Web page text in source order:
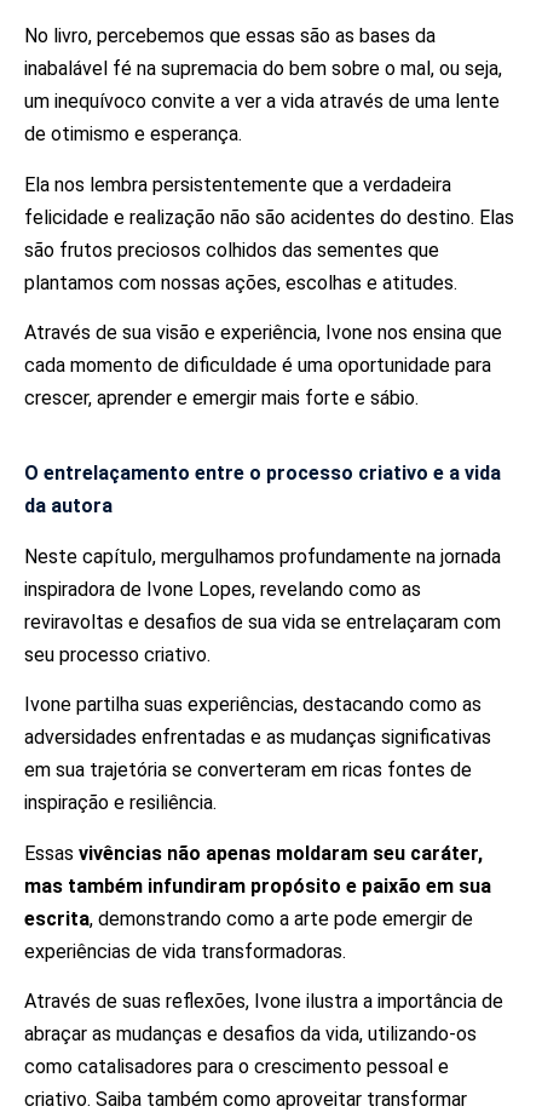
No livro, percebemos que essas são as bases da
inabalável fé na supremacia do bem sobre o mal, ou seja,
um inequívoco convite a ver a vida através de uma lente
de otimismo e esperança.
Ela nos lembra persistentemente que a verdadeira
felicidade e realização não são acidentes do destino. Elas
são frutos preciosos colhidos das sementes que
plantamos com nossas ações, escolhas e atitudes.
Através de sua visão e experiência, Ivone nos ensina que
cada momento de dificuldade é uma oportunidade para
crescer, aprender e emergir mais forte e sábio.
O entrelaçamento entre o processo criativo e a vida
da autora
Neste capítulo, mergulhamos profundamente na jornada
inspiradora de Ivone Lopes, revelando como as
reviravoltas e desafios de sua vida se entrelaçaram com
seu processo criativo.
Ivone partilha suas experiências, destacando como as
adversidades enfrentadas e as mudanças significativas
em sua trajetória se converteram em ricas fontes de
inspiração e resiliência.
Essas vivências não apenas moldaram seu caráter,
mas também infundiram propósito e paixão em sua
escrita, demonstrando como a arte pode emergir de
experiências de vida transformadoras.
Através de suas reflexões, Ivone ilustra a importância de
abraçar as mudanças e desafios da vida, utilizando-os
como catalisadores para o crescimento pessoal e
criativo. Saiba também como aproveitar transformar